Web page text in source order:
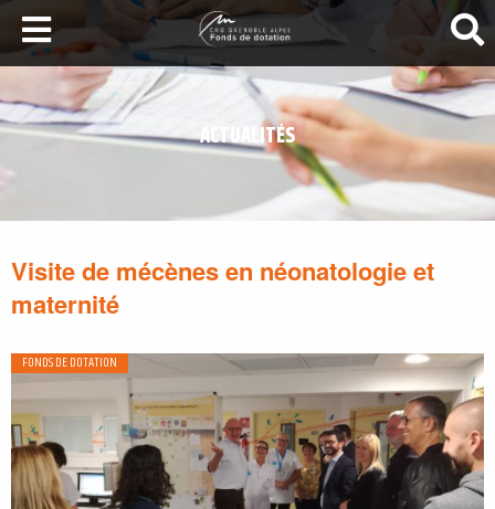
LA SANTÉ AU SOMMET
DEVENEZ MÉCÈNES
NOS PROJETS
ILS NOUS SOUTIENNENT
FAIRE UN DON
ACTUALITÉS
Visite de mécènes en néonatologie et
maternité
FONDS DE DOTATION